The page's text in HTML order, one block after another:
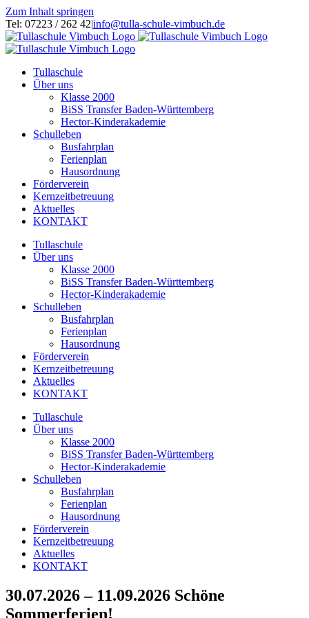
Zum Inhalt springen
Tel: 07223 / 262 42|info@tulla-schule-vimbuch.de
Tullaschule
Über uns
Klasse 2000
BiSS Transfer Baden-Württemberg
Hector-Kinderakademie
Schulleben
Busfahrplan
Ferienplan
Hausordnung
Förderverein
Kernzeitbetreuung
Aktuelles
KONTAKT
Tullaschule
Über uns
Klasse 2000
BiSS Transfer Baden-Württemberg
Hector-Kinderakademie
Schulleben
Busfahrplan
Ferienplan
Hausordnung
Förderverein
Kernzeitbetreuung
Aktuelles
KONTAKT
Tullaschule
Über uns
Klasse 2000
BiSS Transfer Baden-Württemberg
Hector-Kinderakademie
Schulleben
Busfahrplan
Ferienplan
Hausordnung
Förderverein
Kernzeitbetreuung
Aktuelles
KONTAKT
30.07.2026 – 11.09.2026 Schöne
Sommerferien!